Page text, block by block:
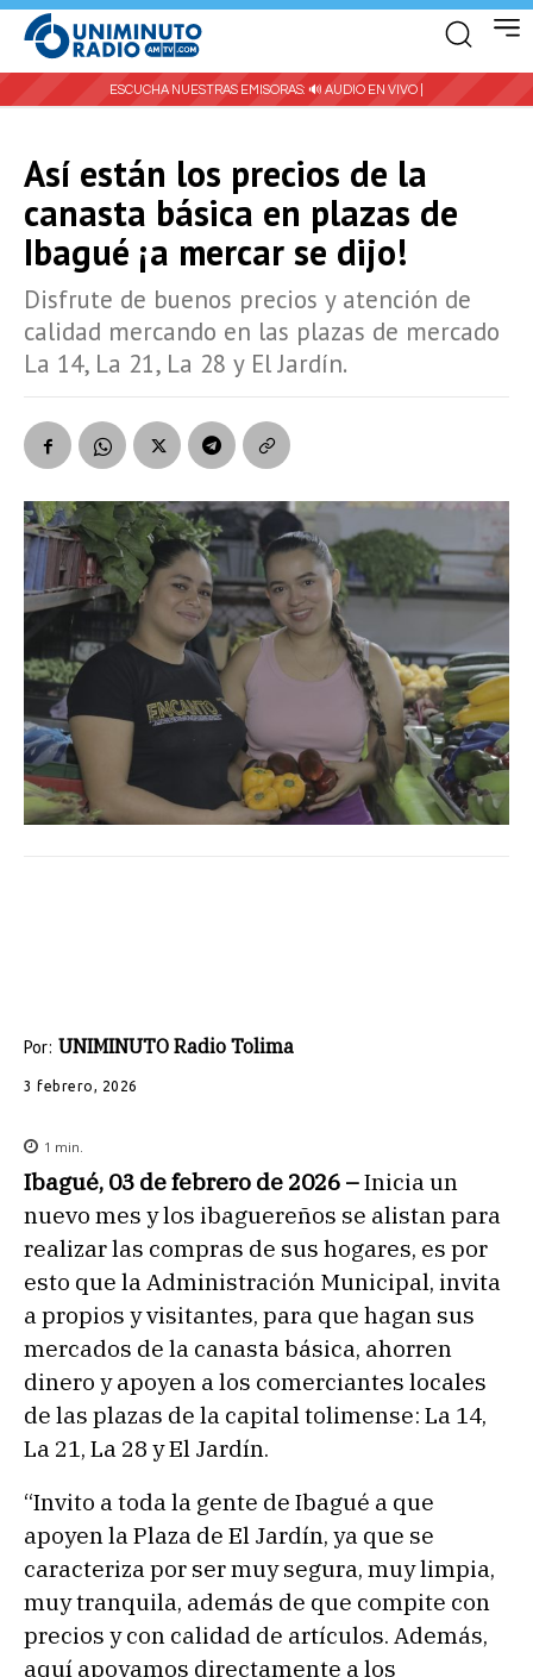
ESCUCHA NUESTRAS EMISORAS: 🔊 AUDIO EN VIVO |
Así están los precios de la
canasta básica en plazas de
Ibagué ¡a mercar se dijo!
Disfrute de buenos precios y atención de
calidad mercando en las plazas de mercado
La 14, La 21, La 28 y El Jardín.
Por: UNIMINUTO Radio Tolima
3 febrero, 2026
1 min.
Ibagué, 03 de febrero de 2026 –Inicia un
nuevo mes y los ibaguereños se alistan para
realizar las compras de sus hogares, es por
esto que la Administración Municipal, invita
a propios y visitantes, para que hagan sus
mercados de la canasta básica, ahorren
dinero y apoyen a los comerciantes locales
de las plazas de la capital tolimense: La 14,
La 21, La 28 y El Jardín.
“Invito a toda la gente de Ibagué a que
apoyen la Plaza de El Jardín, ya que se
caracteriza por ser muy segura, muy limpia,
muy tranquila, además de que compite con
precios y con calidad de artículos. Además,
aquí apoyamos directamente a los